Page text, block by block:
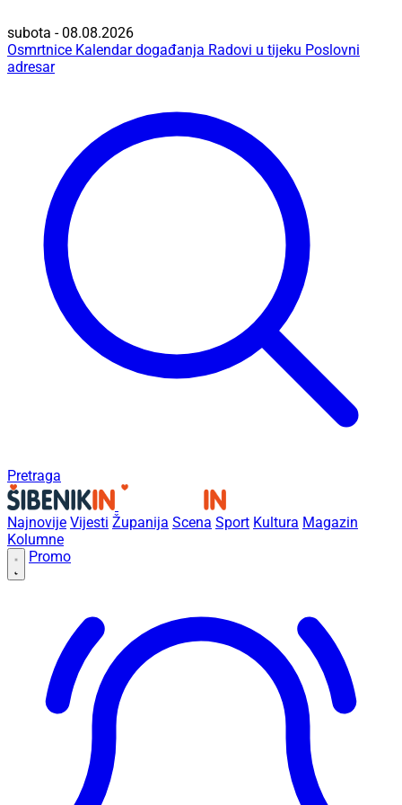
subota - 08.08.2026
Osmrtnice Kalendar događanja Radovi u tijeku Poslovni
adresar
Pretraga
Najnovije Vijesti Županija Scena Sport Kultura Magazin
Kolumne
Promo